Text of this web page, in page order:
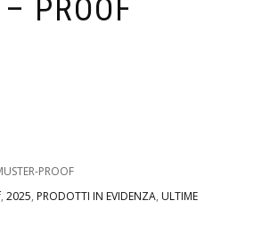
PROOF
PROOF
, 2025, PRODOTTI IN EVIDENZA, ULTIME